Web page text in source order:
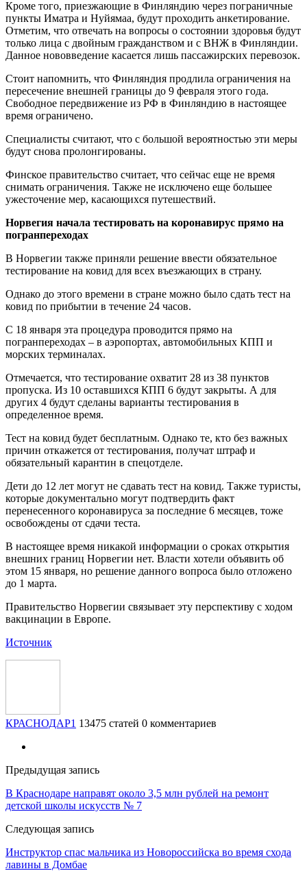
Кроме того, приезжающие в Финляндию через пограничные
пункты Иматра и Нуйямаа, будут проходить анкетирование.
Отметим, что отвечать на вопросы о состоянии здоровья будут
только лица с двойным гражданством и с ВНЖ в Финляндии.
Данное нововведение касается лишь пассажирских перевозок.
Стоит напомнить, что Финляндия продлила ограничения на
пересечение внешней границы до 9 февраля этого года.
Свободное передвижение из РФ в Финляндию в настоящее
время ограничено.
Специалисты считают, что с большой вероятностью эти меры
будут снова пролонгированы.
Финское правительство считает, что сейчас еще не время
снимать ограничения. Также не исключено еще большее
ужесточение мер, касающихся путешествий.
Норвегия начала тестировать на коронавирус прямо на
погранпереходах
В Норвегии также приняли решение ввести обязательное
тестирование на ковид для всех въезжающих в страну.
Однако до этого времени в стране можно было сдать тест на
ковид по прибытии в течение 24 часов.
С 18 января эта процедура проводится прямо на
погранпереходах – в аэропортах, автомобильных КПП и
морских терминалах.
Отмечается, что тестирование охватит 28 из 38 пунктов
пропуска. Из 10 оставшихся КПП 6 будут закрыты. А для
других 4 будут сделаны варианты тестирования в
определенное время.
Тест на ковид будет бесплатным. Однако те, кто без важных
причин откажется от тестирования, получат штраф и
обязательный карантин в спецотделе.
Дети до 12 лет могут не сдавать тест на ковид. Также туристы,
которые документально могут подтвердить факт
перенесенного коронавируса за последние 6 месяцев, тоже
освобождены от сдачи теста.
В настоящее время никакой информации о сроках открытия
внешних границ Норвегии нет. Власти хотели объявить об
этом 15 января, но решение данного вопроса было отложено
до 1 марта.
Правительство Норвегии связывает эту перспективу с ходом
вакцинации в Европе.
Источник
КРАСНОДАР1 13475 статей 0 комментариев
Предыдущая запись
В Краснодаре направят около 3,5 млн рублей на ремонт
детской школы искусств № 7
Следующая запись
Инструктор спас мальчика из Новороссийска во время схода
лавины в Домбае